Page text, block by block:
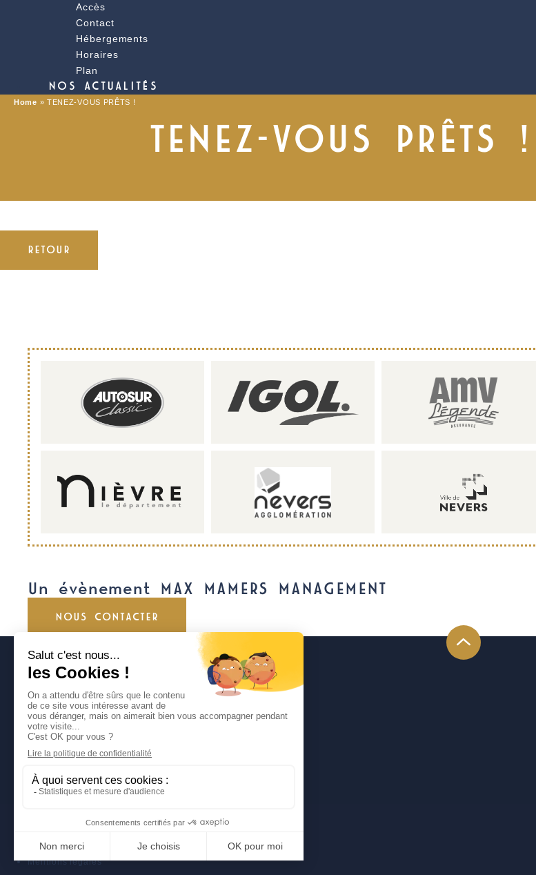
Accès
Contact
Hébergements
Horaires
Plan
NOS ACTUALITÉS
Home » TENEZ-VOUS PRÊTS !
TENEZ-VOUS PRÊTS !
RETOUR
Un évènement MAX MAMERS MANAGEMENT
NOUS CONTACTER
DÉCOUVREZ NOS SITES
CLASSIC FESTIVAL
FUN CUP
TROPHÉE ANDROS
Mentions légales
Politique de protection des données personnelles
Mentions légales